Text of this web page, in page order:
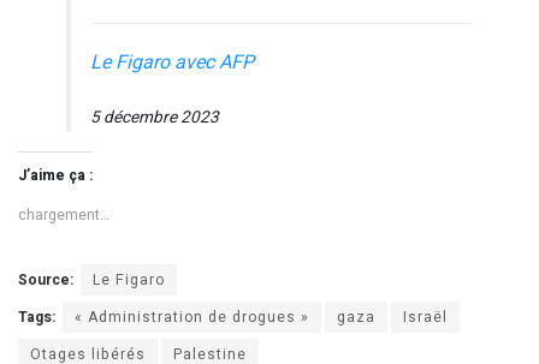
Le Figaro avec AFP
5 décembre 2023
J’aime ça :
chargement…
Source:
Le Figaro
Tags:
« Administration de drogues » gaza
Israël
Otages libérés
Palestine